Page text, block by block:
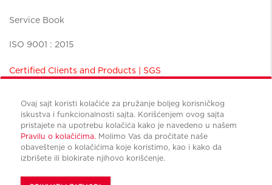
Ovaj sajt koristi kolačiće za pružanje boljeg korisničkog
iskustva i funkcionalnosti sajta. Korišćenjem ovog sajta
pristajete na upotrebu kolačića kako je navedeno u našem
Pravilu o kolačićima. Molimo Vas da pročitate naše
obaveštenje o kolačićima koje koristimo, kao i kako da
izbrišete ili blokirate njihovo korišćenje.
Service Book
ISO 9001 : 2015
Certified Clients and Products | SGS
Uslovi korišćenja
Politika privatnosti
Upravljanje kolačićima
© Copyright Cushman & Wakefield CBS international 2022.